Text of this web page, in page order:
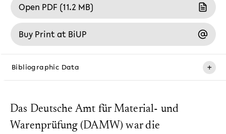
Das Deutsche Amt für Material- und
Warenprüfung (DAMW) war die
Open PDF (11.2 MB)
Buy Print at BiUP
Bibliographic Data +
ISBN (PDF):
978-3-69129-032-5